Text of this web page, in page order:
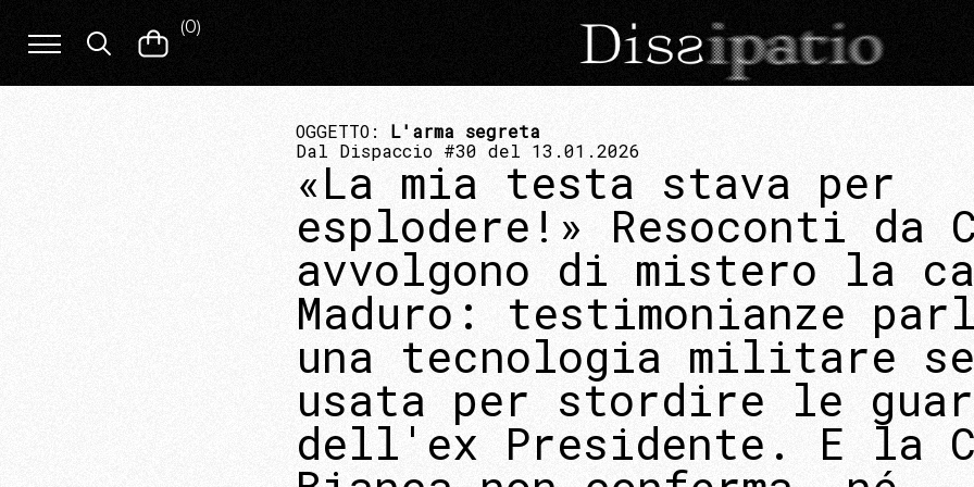
(0)
OGGETTO: L'arma segreta
Dal Dispaccio #30 del 13.01.2026
«La mia testa stava per
esplodere!» Resoconti da
avvolgono di mistero la
Maduro: testimonianze
una tecnologia militare
usata per stordire le
dell'ex Presidente. E la